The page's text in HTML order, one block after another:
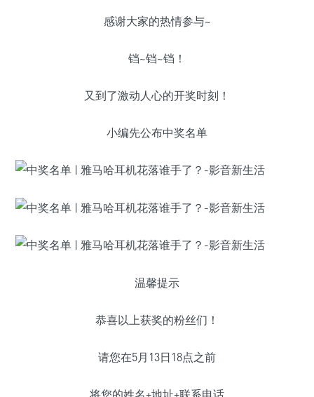
感谢大家的热情参与~
铛~铛~铛！
又到了激动人心的开奖时刻！
小编先公布中奖名单
温馨提示
恭喜以上获奖的粉丝们！
请您在5月13日18点之前
将您的姓名+地址+联系电话